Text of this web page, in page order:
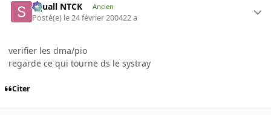
Squall NTCK Ancien
Posté(e) le 24 février 200422 a
verifier les dma/pio
regarde ce qui tourne ds le systray
Citer